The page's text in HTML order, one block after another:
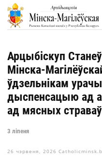
Skip to main content
Арцыбіскуп
Мінска-
ўдзельнікам
дыспенсацыю ад
ад мясных
3 ліпеня
26 чэрвеня, 2026